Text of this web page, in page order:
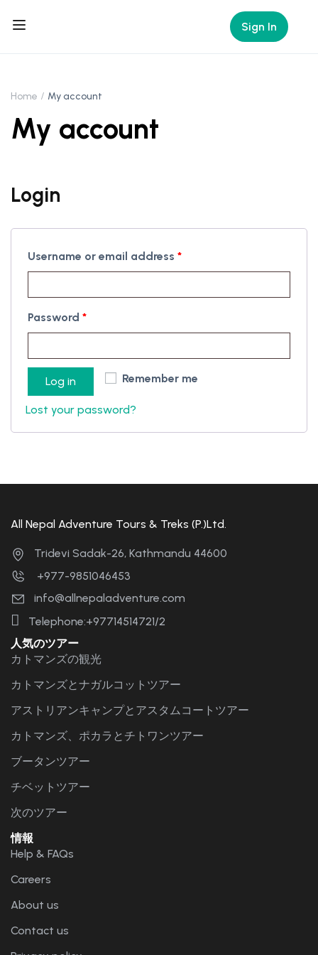
Sign In
Home My account
My account
Login
Username or email address *
Password *
Remember me
Log in
Lost your password?
All Nepal Adventure Tours & Treks (P.)Ltd.
Tridevi Sadak-26, Kathmandu 44600
+977-9851046453
info@allnepaladventure.com
Telephone:+97714514721/2
人気のツアー
カトマンズの観光
カトマンズとナガルコットツアー
アストリアンキャンプとアスタムコートツアー
カトマンズ、ポカラとチトワンツアー
ブータンツアー
チベットツアー
次のツアー
情報
Help & FAQs
Careers
About us
Contact us